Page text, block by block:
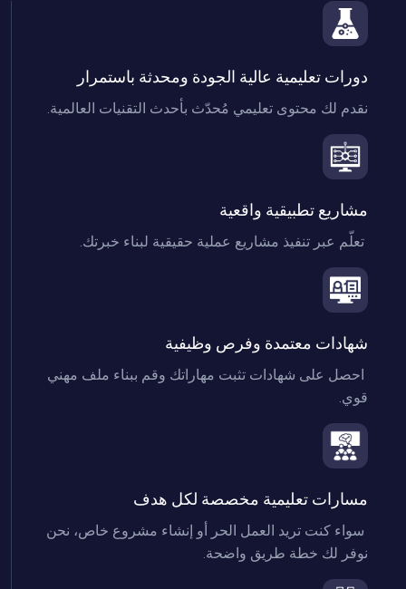
دورات تعليمية عالية الجودة ومحدثة باستمرار
نقدم لك محتوى تعليمي مُحدّث بأحدث التقنيات العالمية.
مشاريع تطبيقية واقعية
شهادات معتمدة وفرص وظيفية
احصل على شهادات تثبت مهاراتك وقم ببناء ملف مهني
قوي.
مسارات تعليمية مخصصة لكل هدف
سواء كنت تريد العمل الحر أو إنشاء مشروع خاص، نحن
نوفر لك خطة طريق واضحة.